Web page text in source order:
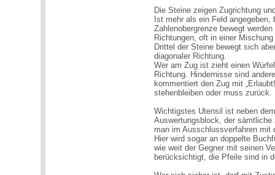
Die Steine zeigen Zugrichtung
Ist mehr als ein Feld
Zahlenobergrenze bewegt
Richtungen, oft in einer
Drittel der Steine bewegt sich
diagonaler Richtung.
Wer am Zug ist zieht einen
Richtung. Hindernisse sind
kommentiert den Zug mit
stehenbleiben oder muss zurück.
Wichtigstes Utensil ist neben
Auswertungsblock, der
man im Ausschlussverfahren mit
Hier wird sogar an doppelte
wie weit der Gegner mit seinen
berücksichtigt, die Pfeile sind in